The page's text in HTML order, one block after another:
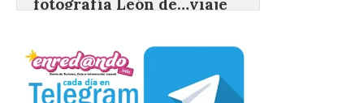
motivo de la marcha en
6 Ago 2026